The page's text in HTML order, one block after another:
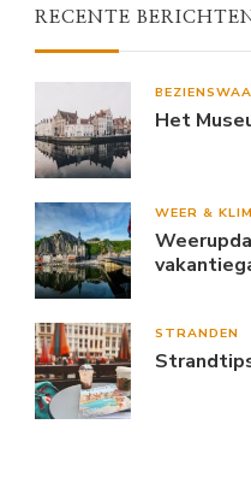
RECENTE BERICHTEN
Het
WEER &
STRANDEN